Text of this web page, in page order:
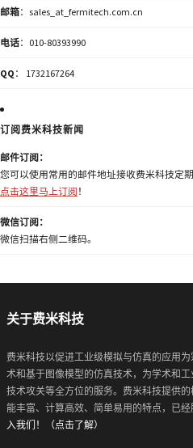
邮箱：sales_at_fermitech.com.cn
电话：010-80393990
QQ ： 1732167264
订阅费米科技新闻
邮件订阅：
您可以使用常用的邮件地址接收费米科技定
点击这里马上订阅 ！
微信订阅：
微信扫描右侧二维码。
关于费米科技
费米科技以促进工业级模拟与仿真的应用
术和基于图像模型的仿真技术，为学术和
技术攻关等全方位的服务。费米科技提供
能丰富、计算高效、简单易用的特点，已经
入我们！（点击了解）